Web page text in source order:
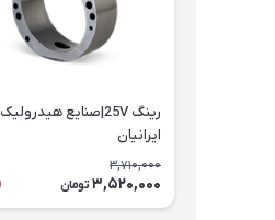
رینگ 25V|صنایع هیدرولیک
ایرانیان
3,710,000
3,520,000 تومان